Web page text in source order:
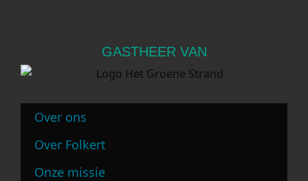
GASTHEER VAN
Over ons
Over Folkert
Onze missie